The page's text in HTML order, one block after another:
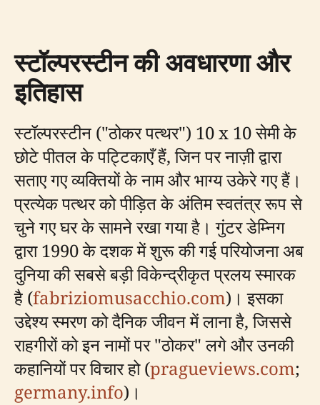
स्टॉल्परस्टीन की अवधारणा और
इतिहास
स्टॉल्परस्टीन ("ठोकर पत्थर") 10 x 10 सेमी के
छोटे पीतल के पट्टिकाएँ हैं, जिन पर नाज़ी द्वारा
सताए गए व्यक्तियों के नाम और भाग्य उकेरे गए हैं।
प्रत्येक पत्थर को पीड़ित के अंतिम स्वतंत्र रूप से
चुने गए घर के सामने रखा गया है। गुंटर डेम्निग
द्वारा 1990 के दशक में शुरू की गई परियोजना अब
दुनिया की सबसे बड़ी विकेन्द्रीकृत प्रलय स्मारक
है (fabriziomusacchio.com)। इसका
उद्देश्य स्मरण को दैनिक जीवन में लाना है, जिससे
राहगीरों को इन नामों पर "ठोकर" लगे और उनकी
कहानियों पर विचार हो (pragueviews.com;
germany.info)।